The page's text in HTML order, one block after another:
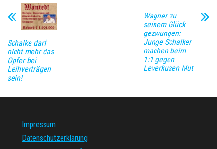
Schalke darf
nicht mehr das
Opfer bei
Leihverträgen
sein!
Wagner zu
seinem Glück
gezwungen:
Junge Schalker
machen beim
1:1 gegen
Leverkusen Mut
Impressum
Datenschutzerklärung